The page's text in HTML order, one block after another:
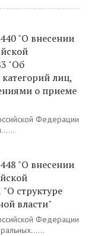
"О внесении
"Об
лиц,
о приеме
Федерации
"О внесении
структуре
власти"
Федерации